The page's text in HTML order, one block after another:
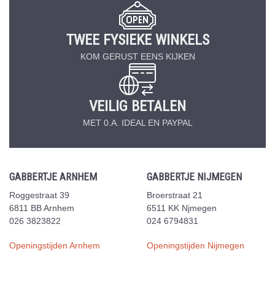
TWEE FYSIEKE WINKELS
KOM GERUST EENS KIJKEN
VEILIG BETALEN
MET 0.A. IDEAL EN PAYPAL
GABBERTJE ARNHEM
Roggestraat 39
6811 BB Arnhem
026 3823822
Openingstijden Arnhem
GABBERTJE NIJMEGEN
Broerstraat 21
6511 KK Njmegen
024 6794831
Openingstijden Nijmegen